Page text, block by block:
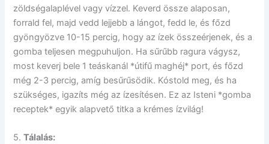
zöldségalaplével vagy vízzel. Keverd össze alaposan,
forrald fel, majd vedd lejjebb a lángot, fedd le, és főzd
gyöngyözve 10-15 percig, hogy az ízek összeérjenek, és a
gomba teljesen megpuhuljon. Ha sűrűbb ragura vágysz,
most keverj bele 1 teáskanál *útifű maghéj* port, és főzd
még 2-3 percig, amíg besűrűsödik. Kóstold meg, és ha
szükséges, igazíts még az ízesítésen. Ez az Isteni *gomba
receptek* egyik alapvető titka a krémes ízvilág!
5.Tálalás: